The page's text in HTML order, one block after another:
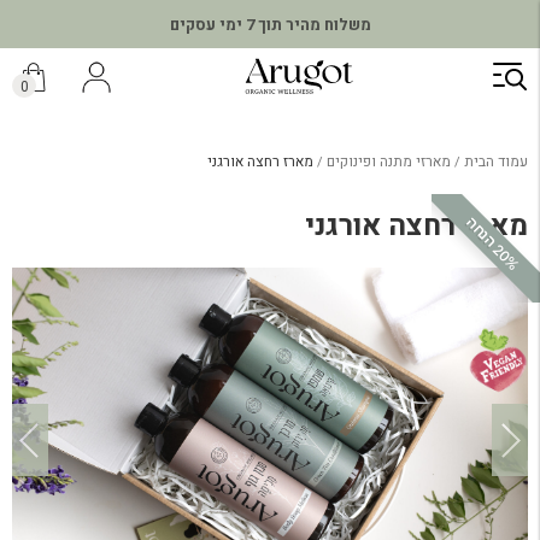
משלוח מהיר תוך 7 ימי עסקים
דילוג
לתוכן
0
עמוד הבית מארזי מתנה ופינוקים מארז רחצה אורגני
2
0
%
ה
נ
ח
ה
מארז רחצה אורגני